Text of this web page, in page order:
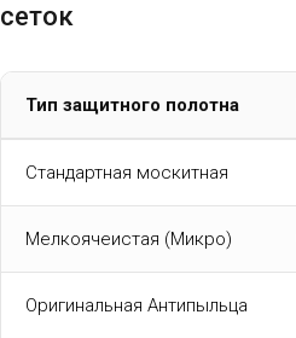
сеток
Тип защитного полотна
Стандартная москитная
Мелкоячеистая (Микро)
Оригинальная Антипыльца